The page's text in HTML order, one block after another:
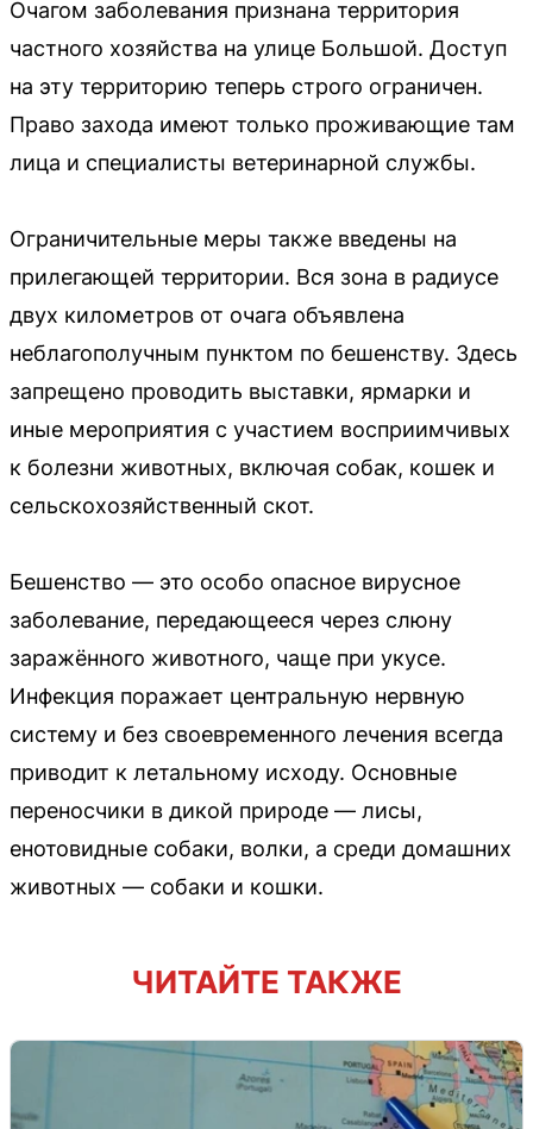
Очагом заболевания признана территория
частного хозяйства на улице Большой. Доступ
на эту территорию теперь строго ограничен.
Право захода имеют только проживающие там
лица и специалисты ветеринарной службы.
Ограничительные меры также введены на
прилегающей территории. Вся зона в радиусе
двух километров от очага объявлена
неблагополучным пунктом по бешенству. Здесь
запрещено проводить выставки, ярмарки и
иные мероприятия с участием восприимчивых
к болезни животных, включая собак, кошек и
сельскохозяйственный скот.
Бешенство — это особо опасное вирусное
заболевание, передающееся через слюну
заражённого животного, чаще при укусе.
Инфекция поражает центральную нервную
систему и без своевременного лечения всегда
приводит к летальному исходу. Основные
переносчики в дикой природе — лисы,
енотовидные собаки, волки, а среди домашних
животных — собаки и кошки.
ЧИТАЙТЕ ТАКЖЕ